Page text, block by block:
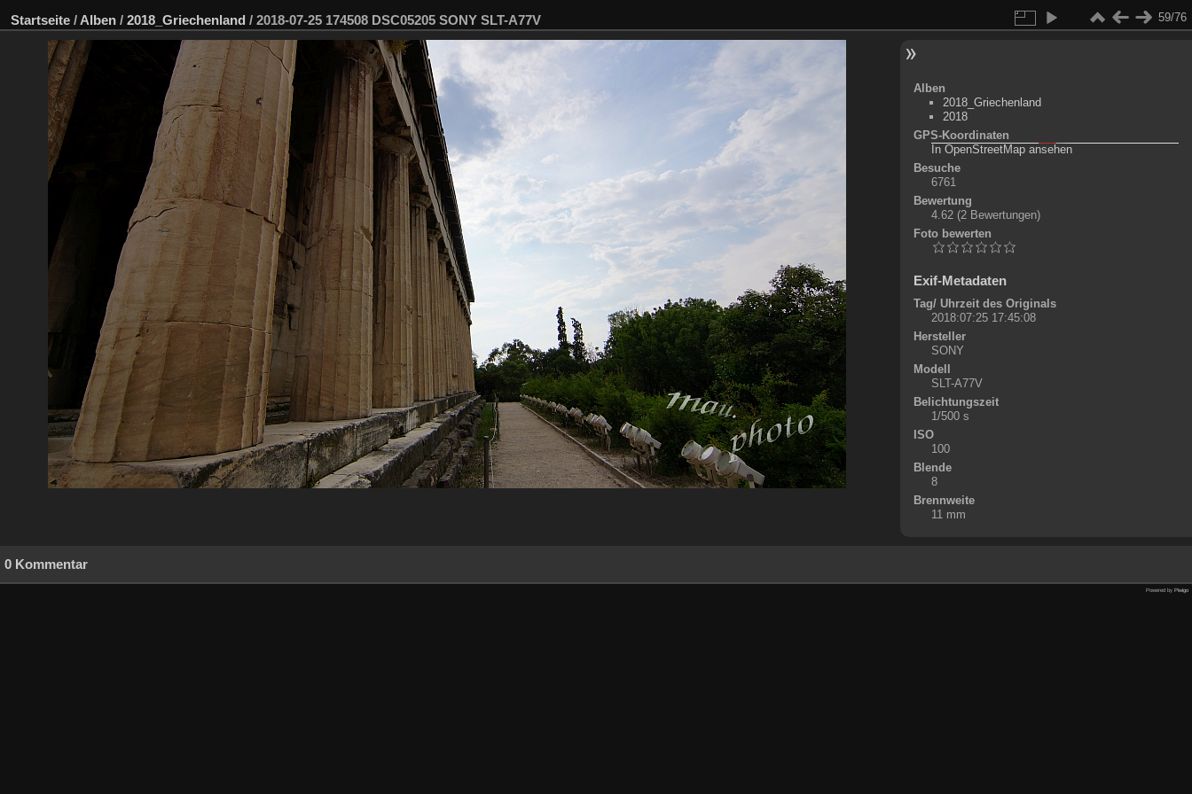
Startseite / Alben / 2018_Griechenland / 2018-07-25 174508 DSC05205 SONY SLT-A77V 59/76
Alben
2018_Griechenland
2018
GPS-Koordinaten
+
-
©
In OpenStreetMap ansehen
Besuche
6761
Bewertung
4.62 (2 Bewertungen)
Foto bewerten
Exif-Metadaten
Tag/ Uhrzeit des Originals
2018:07:25 17:45:08
Hersteller
SONY
Modell
SLT-A77V
Belichtungszeit
1/500 s
ISO
100
Blende
8
Brennweite
11 mm
0 Kommentar
Powered by Piwigo